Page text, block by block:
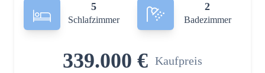
5
Schlafzimmer
2
Badezimmer
339.000 € Kaufpreis